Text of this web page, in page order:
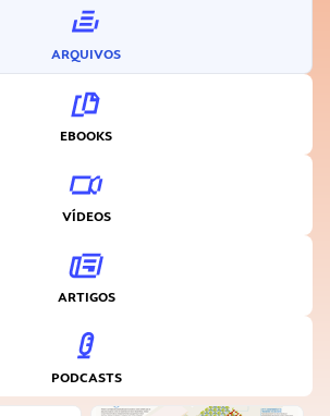
ARQUIVOS
EBOOKS
VÍDEOS
ARTIGOS
PODCASTS